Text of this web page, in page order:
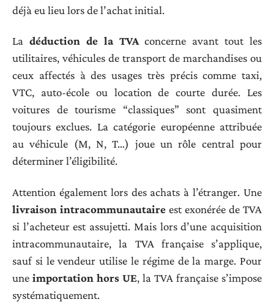
déjà eu lieu lors de l’achat initial.
La déduction de la TVAconcerne avant tout les
utilitaires, véhicules de transport de marchandises ou
ceux affectés à des usages très précis comme taxi,
VTC, auto-école ou location de courte durée. Les
voitures de tourisme “classiques” sont quasiment
toujours exclues. La catégorie européenne attribuée
au véhicule (M, N, T…) joue un rôle central pour
déterminer l’éligibilité.
Attention également lors des achats à l’étranger. Une
livraison intracommunautaire est exonérée de TVA
si l’acheteur est assujetti. Mais lors d’une acquisition
intracommunautaire, la TVA française s’applique,
sauf si le vendeur utilise le régime de la marge. Pour
une importation hors UE, la TVA française s’impose
systématiquement.